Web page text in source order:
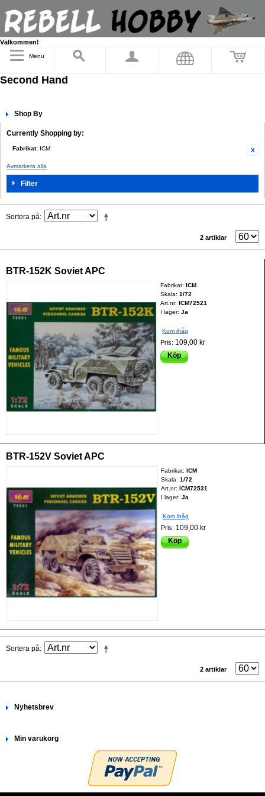
Välkommen!
Menu
Second Hand
Shop By
Currently Shopping by:
Fabrikat: ICM
Avmarkera alla
Filter
Sortera på
2 artiklar
BTR-152K Soviet APC
Fabrikat:ICM
Skala:1/72
Art.nr:ICM72521
I lager: Ja
Kom ihåg
Pris: 109,00 kr
Köp
BTR-152V Soviet APC
Fabrikat: ICM
Skala: 1/72
Art.nr: ICM72531
I lager: Ja
Kom ihåg
Pris: 109,00 kr
Köp
Sortera på
2 artiklar
Nyhetsbrev
Min varukorg